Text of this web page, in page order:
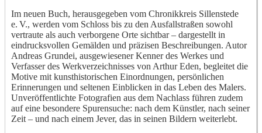
Im neuen Buch, herausgegeben vom Chronikkreis Sillenstede
e. V., werden vom Schloss bis zu den Ausfallstraßen sowohl
vertraute als auch verborgene Orte sichtbar – dargestellt in
eindrucksvollen Gemälden und präzisen Beschreibungen. Autor
Andreas Grundei, ausgewiesener Kenner des Werkes und
Verfasser des Werkverzeichnisses von Arthur Eden, begleitet die
Motive mit kunsthistorischen Einordnungen, persönlichen
Erinnerungen und seltenen Einblicken in das Leben des Malers.
Unveröffentlichte Fotografien aus dem Nachlass führen zudem
auf eine besondere Spurensuche: nach dem Künstler, nach seiner
Zeit – und nach einem Jever, das in seinen Bildern weiterlebt.